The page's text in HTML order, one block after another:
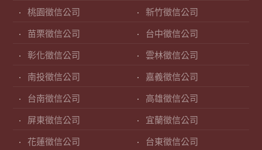
桃園徵信公司 新竹徵信公司
苗栗徵信公司 台中徵信公司
彰化徵信公司 雲林徵信公司
南投徵信公司 嘉義徵信公司
台南徵信公司 高雄徵信公司
屏東徵信公司 宜蘭徵信公司
花蓮徵信公司 台東徵信公司